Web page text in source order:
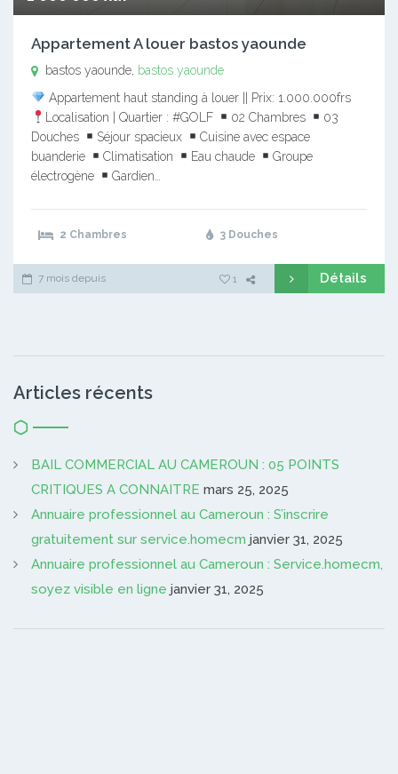
Appartement A louer bastos yaounde
bastos yaounde, bastos yaounde
Appartement haut standing à louer || Prix: 1.000.000frs
Localisation | Quartier : #GOLF
02 Chambres
03
Douches
Séjour spacieux
Cuisine avec espace
buanderie
Climatisation Eau chaude
Groupe
électrogène
Gardien…
2 Chambres 3 Douches
7 mois depuis 1 Détails
Articles récents
BAIL COMMERCIAL AU CAMEROUN : 05 POINTS
CRITIQUES A CONNAITRE mars 25, 2025
Annuaire professionnel au Cameroun : S’inscrire
gratuitement sur service.homecm janvier 31, 2025
Annuaire professionnel au Cameroun : Service.homecm,
soyez visible en ligne janvier 31, 2025